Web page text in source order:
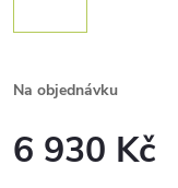
Na objednávku
6 930 Kč